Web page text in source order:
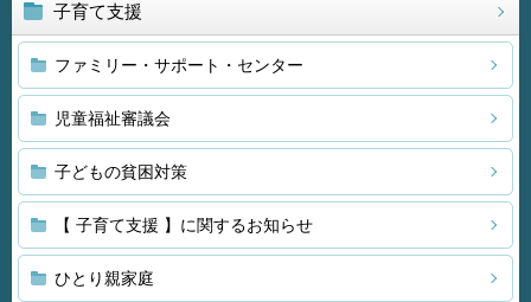
子育て支援
ファミリー・サポート・センター
児童福祉審議会
子どもの貧困対策
【 子育て支援 】に関するお知らせ
ひとり親家庭